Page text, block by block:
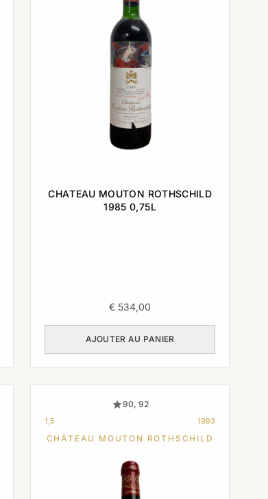
CHATEAU MOUTON ROTHSCHILD
1985 0,75L
€ 534,00
AJOUTER AU PANIER
90, 92
1,5 1993
CHÂTEAU MOUTON ROTHSCHILD